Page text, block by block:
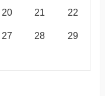
20 21 22
27 28 29